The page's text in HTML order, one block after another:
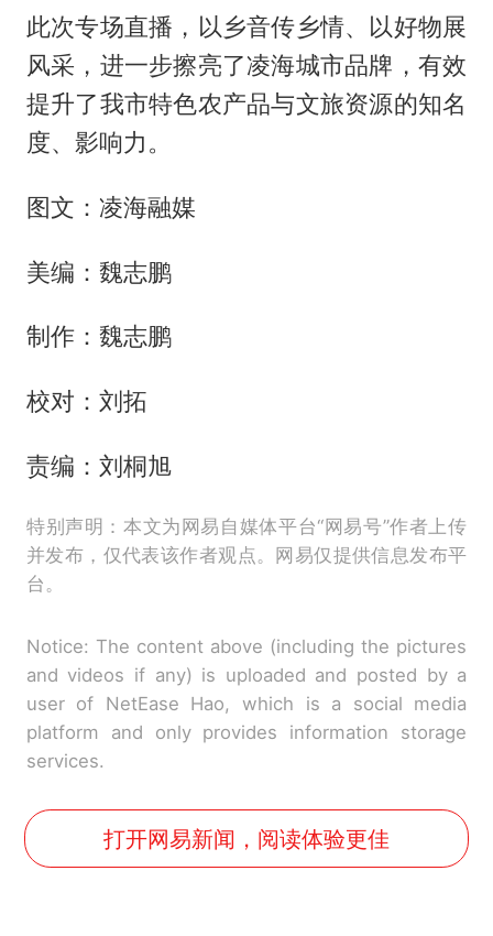
此次专场直播，以乡音传乡情、以好物展
风采，进一步擦亮了凌海城市品牌，有效
提升了我市特色农产品与文旅资源的知名
度、影响力。
图文：凌海融媒
美编：魏志鹏
制作：魏志鹏
校对：刘拓
责编：刘桐旭
特别声明：本文为网易自媒体平台“网易号”作者上传
并发布，仅代表该作者观点。网易仅提供信息发布平
台。
Notice: The content above (including the pictures
and videos if any) is uploaded and posted by a
user of NetEase Hao, which is a social media
platform and only provides information storage
services.
打开网易新闻，阅读体验更佳